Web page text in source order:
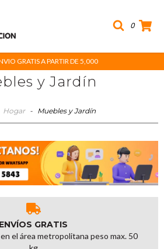
0
GRATIS A PARTIR DE 5,000
y Jardín
Hogar - Muebles y Jardín
ENVÍOS GRATIS
el área metropolitana peso max. 50